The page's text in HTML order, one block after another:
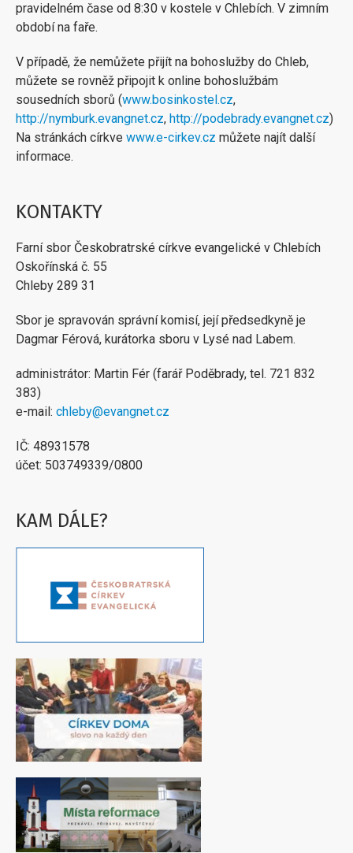
pravidelném čase od 8:30 v kostele v Chlebích. V zimním
období na faře.
V případě, že nemůžete přijít na bohoslužby do Chleb,
můžete se rovněž připojit k online bohoslužbám
sousedních sborů (www.bosinkostel.cz,
http://nymburk.evangnet.cz, http://podebrady.evangnet.cz)
Na stránkách církve www.e-cirkev.cz můžete najít další
informace.
KONTAKTY
Farní sbor Českobratrské církve evangelické v Chlebích
Oskořínská č. 55
Chleby 289 31
Sbor je spravován správní komisí, její předsedkyně je
Dagmar Férová, kurátorka sboru v Lysé nad Labem.
administrátor: Martin Fér (farář Poděbrady, tel. 721 832
383)
e-mail: chleby@evangnet.cz
IČ: 48931578
účet: 503749339/0800
KAM DÁLE?